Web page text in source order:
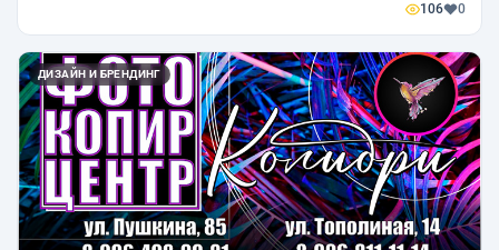
106 0
ДИЗАЙН И БРЕНДИНГ